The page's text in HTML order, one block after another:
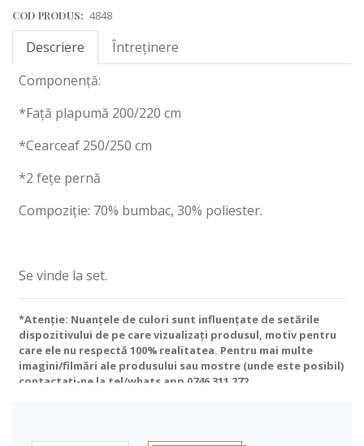
COD PRODUS: 4848
Descriere
Întreținere
Componență:
*Față plapumă 200/220 cm
*Cearceaf 250/250 cm
*2 fețe pernă
Compoziție: 70% bumbac, 30% poliester.
Se vinde la set.
*Atenție: Nuanțele de culori sunt influențate de setările
dispozitivului de pe care vizualizați produsul, motiv pentru
care ele nu respectă 100% realitatea. Pentru mai multe
imagini/filmări ale produsului sau mostre (unde este posibil)
contactați-ne la tel/whats app 0746 311 272